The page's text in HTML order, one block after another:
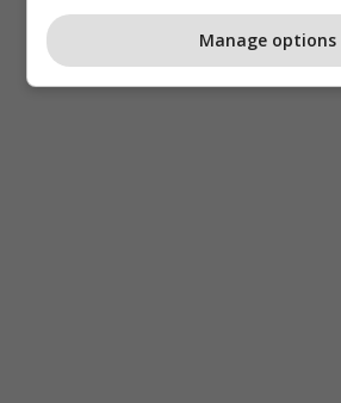
Manage options